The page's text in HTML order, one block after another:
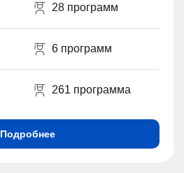
28 программ
6 программ
261 программа
Подробнее